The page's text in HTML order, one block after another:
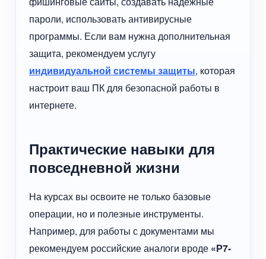
пароли, использовать антивирусные
программы. Если вам нужна дополнительная
защита, рекомендуем услугу
индивидуальной системы защиты, которая
настроит ваш ПК для безопасной работы в
интернете.
Практические навыки для
повседневной жизни
На курсах вы освоите не только базовые
операции, но и полезные инструменты.
Например, для работы с документами мы
рекомендуем российские аналоги вроде «Р7-